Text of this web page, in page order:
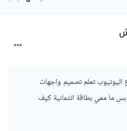
تعلم تصميم واجهات
ما معي بطاقة ائتمانية كيف